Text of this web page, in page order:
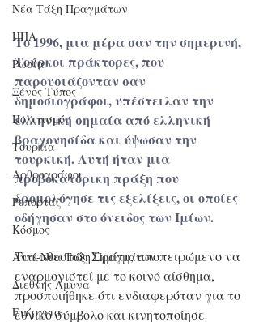
Νέα Τάξη Πραγμάτων
ΗΠΑ
Ρωσία
Ξένος Τύπος
Πολιτισμός
Τουρκία
Αρθρογράφοι
Ρεπορτάζ
Κόσμος
Αντί-Νέα Τάξη Πραγμάτων
Διεθνής Άμυνα
Ενέργεια
Tο 1996, μια μέρα σαν την σημερινή,
Τούρκοι πράκτορες, που
παρουσιάζονταν σαν
δημοσιογράφοι, υπέστειλαν την
ελληνική σημαία από ελληνική
βραχονησίδα και ύψωσαν την
τουρκική. Αυτή ήταν μια
προβοκατόρικη πράξη που
δρομολόγησε τις εξελίξεις, οι οποίες
οδήγησαν στο όνειδος των Ιμίων.
Το καθεστώς Σημίτη, αποπειρώμενο να
εναρμονιστεί με το κοινό αίσθημα,
προσποιήθηκε ότι ενδιαφερόταν για το
εθνικό σύμβολο και κινητοποίησε